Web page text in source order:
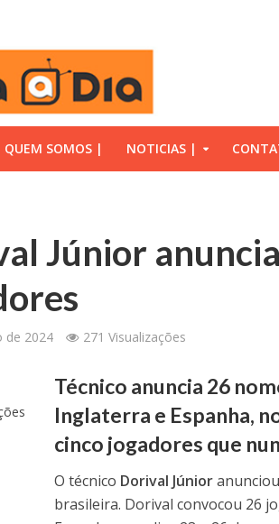
QUEM SOMOS | NOTICIAS |
Júnior
de 2024 271 Visualizações
Técnico anuncia 26
Inglaterra e Espanha,
cinco jogadores que
O técnico Dorival Júnior
brasileira. Dorival convocou 26